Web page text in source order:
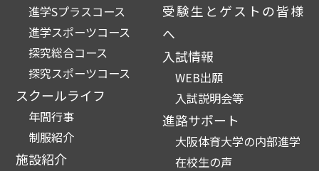
進学Sプラスコース
進学スポーツコース
探究総合コース
探究スポーツコース
スクールライフ
年間行事
制服紹介
施設紹介
受験生とゲストの皆様
へ
入試情報
WEB出願
入試説明会等
進路サポート
大阪体育大学の内部進学
在校生の声